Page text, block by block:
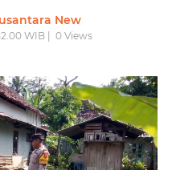
New
WIB | 0Views